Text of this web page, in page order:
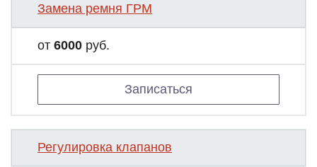
Замена ремня ГРМ
от 6000 руб.
Записаться
Регулировка клапанов